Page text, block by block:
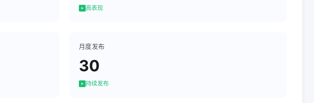
高表现
月度发布
30
持续发布